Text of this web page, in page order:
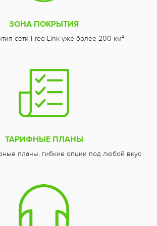
ЗОНА ПОКРЫТИЯ
сети Free Link уже более 200 км²
ТАРИФНЫЕ ПЛАНЫ
планы, гибкие опции под любой вкус